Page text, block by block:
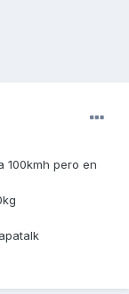
100kmh pero en